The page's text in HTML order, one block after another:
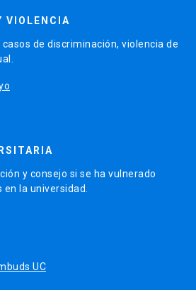
VIOLENCIA
de discriminación, violencia de
y consejo si se ha vulnerado
en la universidad.
UC